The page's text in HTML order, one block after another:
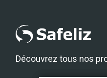
Découvrez tous nos